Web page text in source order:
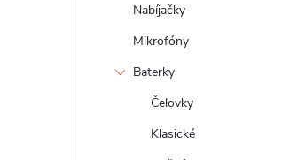
Nabíjačky
Mikrofóny
Baterky
Čelovky
Klasické